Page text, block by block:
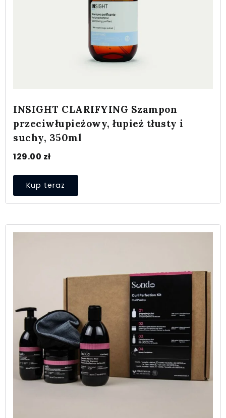
INSIGHT CLARIFYING Szampon
przeciwłupieżowy, łupież tłusty i
suchy, 350ml
129.00 zł
Kup teraz